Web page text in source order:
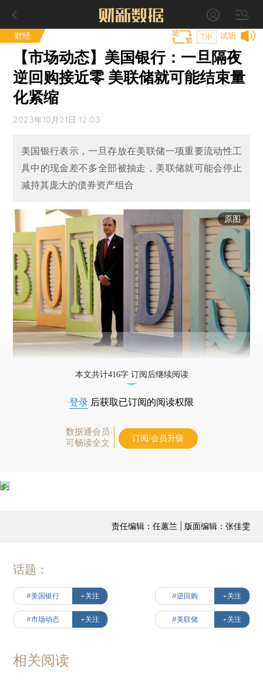
财经 试听
T中
【市场动态】美国银行：一旦隔夜
逆回购接近零 美联储就可能结束量
化紧缩
2023年10月21日 12:03
美国银行表示，一旦存放在美联储一项重要流动性工
具中的现金差不多全部被抽走，美联储就可能会停止
减持其庞大的债券资产组合
原图
本文共计416字 订阅后继续阅读
登录 后获取已订阅的阅读权限
数据通会员
可畅读全文
订阅/会员升级
责任编辑：任蕙兰 | 版面编辑：张佳雯
话题：
#美国银行 +关注 #逆回购 +关注
#市场动态 +关注 #美联储 +关注
相关阅读